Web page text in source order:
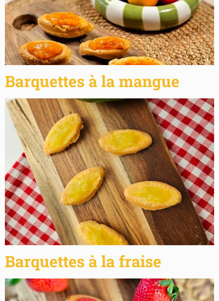
Barquettes à la mangue
Barquettes à la fraise